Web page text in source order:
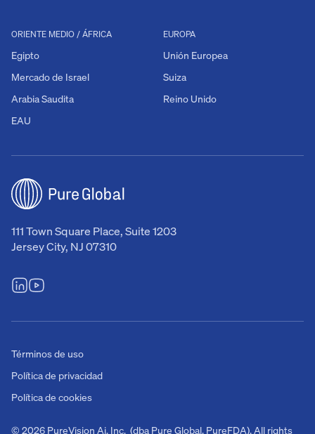
111 Town Square Place, Suite 1203
Jersey City, NJ 07310
EUROPA
Unión Europea
Suiza
Reino Unido
ORIENTE MEDIO / ÁFRICA
Egipto
Mercado de Israel
Arabia Saudita
EAU
© 2026 PureVision Ai, Inc. (dba Pure Global, PureFDA). All rights
Términos de uso
Política de privacidad
Política de cookies